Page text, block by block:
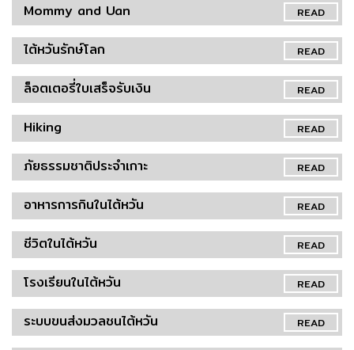
READ
Mommy and Uan
READ
ไต้หวันรักษ์โลก
READ
ล็อตเตอรี่ใบเสร็จรับเงิน
READ
Hiking
READ
ภัยธรรมชาติประจำเกาะ
READ
อาหารการกินในไต้หวัน
READ
ชีวิตในไต้หวัน
READ
โรงเรียนในไต้หวัน
READ
ระบบขนส่งมวลชนไต้หวัน